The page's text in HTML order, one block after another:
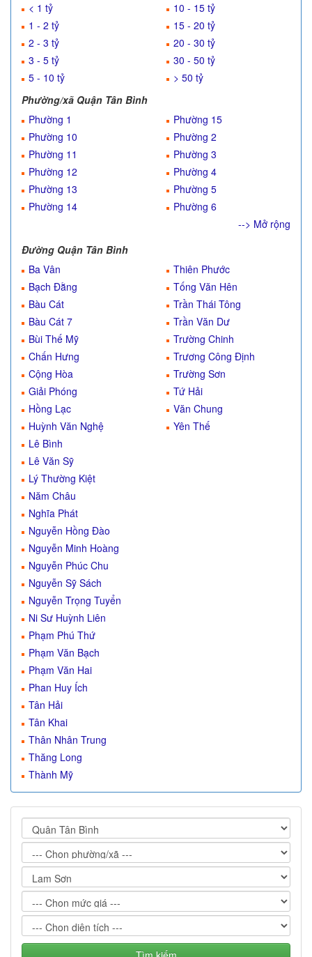
< 1 tỷ
1 - 2 tỷ
2 - 3 tỷ
3 - 5 tỷ
5 - 10 tỷ
10 - 15 tỷ
15 - 20 tỷ
20 - 30 tỷ
30 - 50 tỷ
> 50 tỷ
Phường/xã Quận Tân Bình
Phường 1
Phường 10
Phường 11
Phường 12
Phường 13
Phường 14
Phường 15
Phường 2
Phường 3
Phường 4
Phường 5
Phường 6
--> Mở rộng
Đường Quận Tân Bình
Ba Vân
Bạch Đằng
Bàu Cát
Bàu Cát 7
Bùi Thế Mỹ
Chấn Hưng
Cộng Hòa
Giải Phóng
Hồng Lạc
Huỳnh Văn Nghệ
Lê Bình
Lê Văn Sỹ
Lý Thường Kiệt
Năm Châu
Nghĩa Phát
Nguyễn Hồng Đào
Nguyễn Minh Hoàng
Nguyễn Phúc Chu
Nguyễn Sỹ Sách
Nguyễn Trọng Tuyển
Ni Sư Huỳnh Liên
Phạm Phú Thứ
Phạm Văn Bạch
Phạm Văn Hai
Phan Huy Ích
Tân Hải
Tân Khai
Thân Nhân Trung
Thăng Long
Thành Mỹ
Thiên Phước
Tống Văn Hên
Trần Thái Tông
Trần Văn Dư
Trường Chinh
Trương Công Định
Trường Sơn
Tứ Hải
Văn Chung
Yên Thế